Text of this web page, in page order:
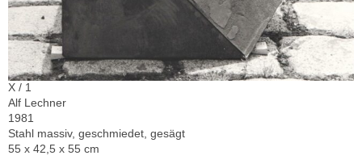
X / 1
Alf Lechner
1981
Stahl massiv, geschmiedet, gesägt
55 x 42,5 x 55 cm